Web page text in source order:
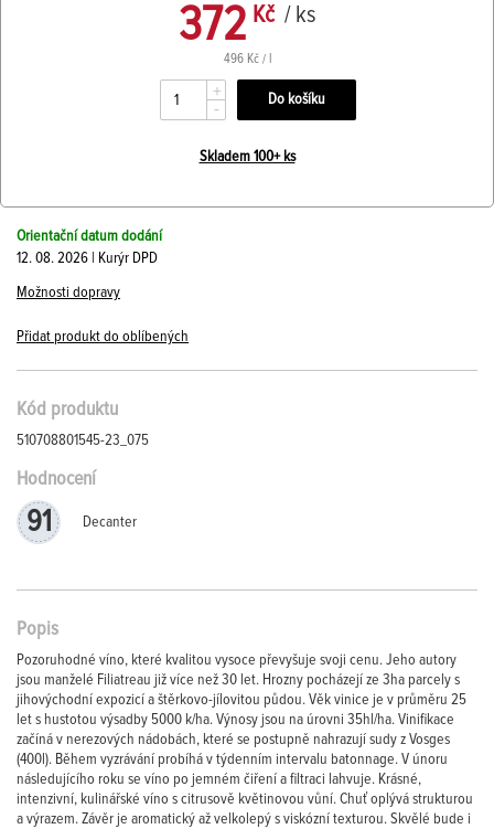
372 Kč / ks
496 Kč / l
+
-
Skladem 100+ ks
Orientační datum dodání
12. 08. 2026 | Kurýr DPD
Možnosti dopravy
Přidat produkt do oblíbených
Kód produktu
510708801545-23_075
Hodnocení
91 Decanter
Popis
Pozoruhodné víno, které kvalitou vysoce převyšuje svoji cenu. Jeho autory
jsou manželé Filiatreau již více než 30 let. Hrozny pocházejí ze 3ha parcely s
jihovýchodní expozicí a štěrkovo-jílovitou půdou. Věk vinice je v průměru 25
let s hustotou výsadby 5000 k/ha. Výnosy jsou na úrovni 35hl/ha. Vinifikace
začíná v nerezových nádobách, které se postupně nahrazují sudy z Vosges
(400l). Během vyzrávání probíhá v týdenním intervalu batonnage. V únoru
následujícího roku se víno po jemném čiření a filtraci lahvuje. Krásné,
intenzivní, kulinářské víno s citrusově květinovou vůní. Chuť oplývá strukturou
a výrazem. Závěr je aromatický až velkolepý s viskózní texturou. Skvělé bude i